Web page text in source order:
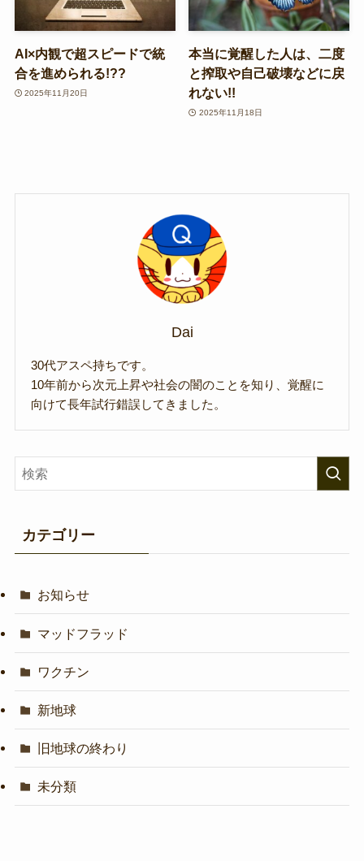
AI×内観で超スピードで統
合を進められる!??
2025年11月20日
本当に覚醒した人は、二度
と搾取や自己破壊などに戻
れない!!
2025年11月18日
Dai
30代アスペ持ちです。
10年前から次元上昇や社会の闇のことを知り、覚醒に
向けて長年試行錯誤してきました。
カテゴリー
お知らせ
マッドフラッド
ワクチン
新地球
旧地球の終わり
未分類